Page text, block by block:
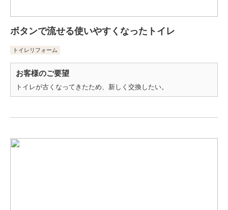
ボタンで流せる使いやすくなったトイレ
トイレリフォーム
お客様のご要望
トイレが古くなってきたため、新しく交換したい。